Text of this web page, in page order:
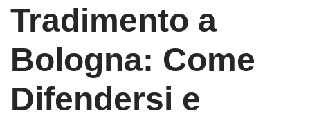
o
k
p
Tradimento a
Bologna: Come
Difendersi e